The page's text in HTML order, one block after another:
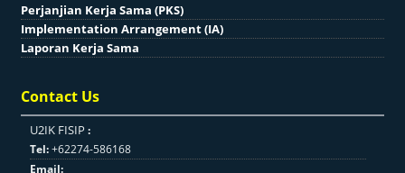
Perjanjian Kerja Sama (PKS)
Implementation Arrangement (IA)
Laporan Kerja Sama
Contact Us
U2IK FISIP :
Tel:+62274-586168
Email: